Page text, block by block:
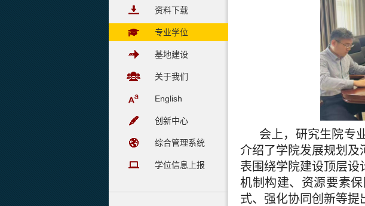
资料下载
专业学位
基地建设
关于我们
English
创新中心
综合管理系统
学位信息上报
会上，研究生院专
介绍了学院发展规划
表围绕学院建设顶层
机制构建、资源要素
式、强化协同创新等提